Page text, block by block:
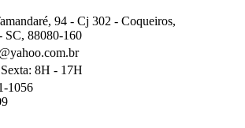
94 - Cj 302 - Coqueiros,
SC, 88080-160
8H - 17H
1056